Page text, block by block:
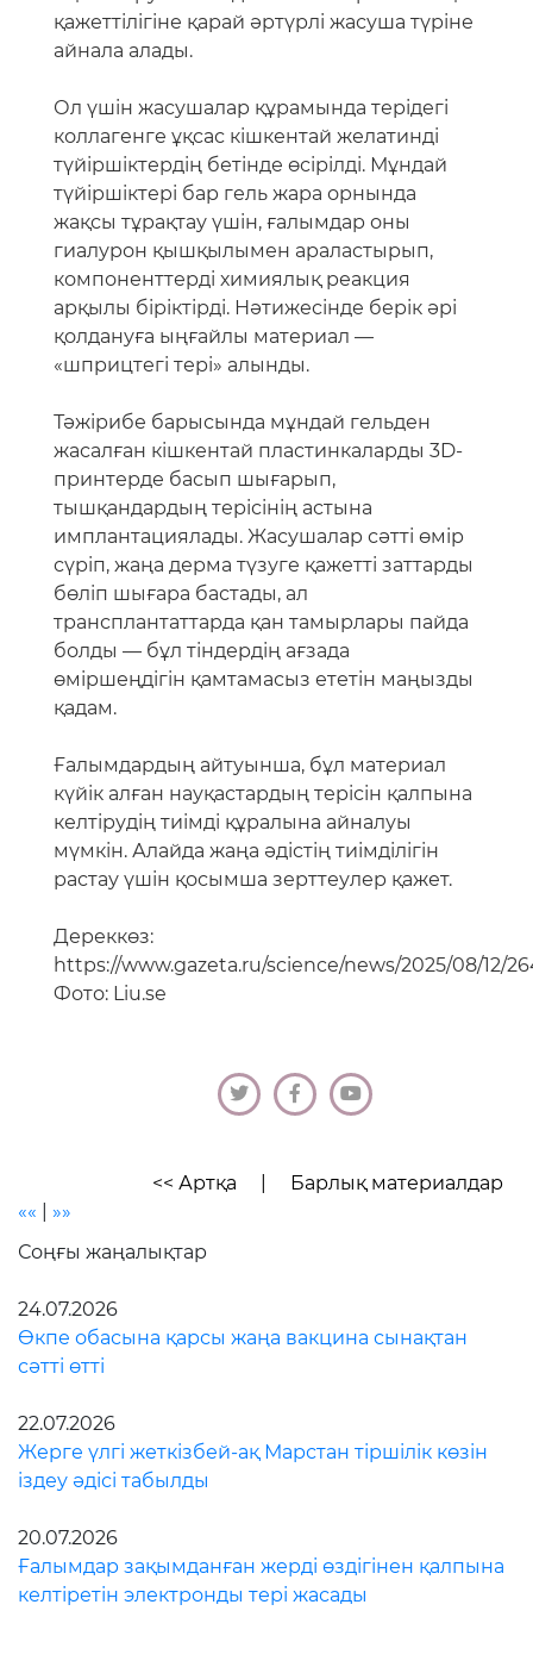
қажеттілігіне қарай әртүрлі жасуша түріне
айнала алады.
Ол үшін жасушалар құрамында терідегі
коллагенге ұқсас кішкентай желатинді
түйіршіктердің бетінде өсірілді. Мұндай
түйіршіктері бар гель жара орнында
жақсы тұрақтау үшін, ғалымдар оны
гиалурон қышқылымен араластырып,
компоненттерді химиялық реакция
арқылы біріктірді. Нәтижесінде берік әрі
қолдануға ыңғайлы материал —
«шприцтегі тері» алынды.
Тәжірибе барысында мұндай гельден
жасалған кішкентай пластинкаларды 3D-
принтерде басып шығарып,
тышқандардың терісінің астына
имплантациялады. Жасушалар сәтті өмір
сүріп, жаңа дерма түзуге қажетті заттарды
бөліп шығара бастады, ал
трансплантаттарда қан тамырлары пайда
болды — бұл тіндердің ағзада
өміршеңдігін қамтамасыз ететін маңызды
қадам.
Ғалымдардың айтуынша, бұл материал
күйік алған науқастардың терісін қалпына
келтірудің тиімді құралына айналуы
мүмкін. Алайда жаңа әдістің тиімділігін
растау үшін қосымша зерттеулер қажет.
Дереккөз:
https://www.gazeta.ru/science/news/2025/08/12/
Фото: Liu.se
<< Артқа
Барлық материалдар
««
»»
Соңғы жаңалықтар
24.07.2026
Өкпе обасына қарсы жаңа вакцина сынақтан
сәтті өтті
22.07.2026
Жерге үлгі жеткізбей-ақ Марстан тіршілік көзін
іздеу әдісі табылды
20.07.2026
Ғалымдар зақымданған жерді өздігінен қалпына
келтіретін электронды тері жасады